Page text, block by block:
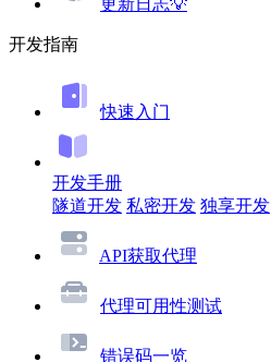
更新日志💡
开发指南
快速入门
开发手册
隧道开发 私密开发 独享开发
API获取代理
代理可用性测试
错误码一览